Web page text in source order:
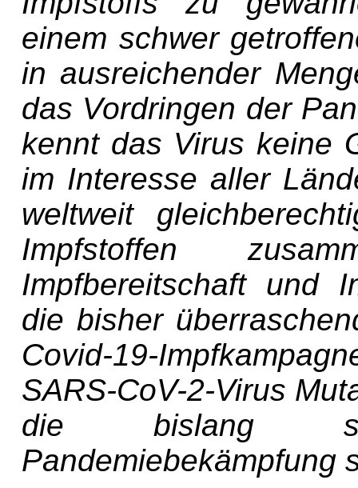
einem schwer
in ausreichender
das Vordringen der
kennt das Virus keine
im Interesse aller
weltweit
Impfstoffen
Impfbereitschaft und
die bisher
Covid-19-
SARS-CoV-2-Virus
die bislang
Pandemiebekämpfung